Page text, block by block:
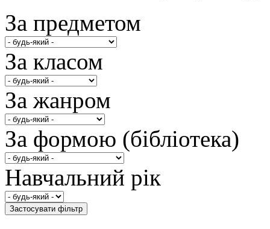
За предметом
За класом
За жанром
За формою (бібліотека)
Навчальний рік